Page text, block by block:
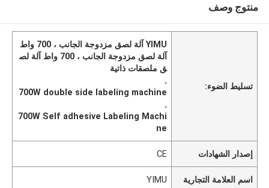
منتوج وصف
تسليط الضوء:
YIMU آلة لصق مزدوجة الجانب ، 700 واط
آلة لصق مزدوجة الجانب ، 700 واط آلة لص
ق ملصقات ذاتية
,
700W double side labeling machine
,
700W Self adhesive Labeling Machi
ne
إصدار الشهادات CE
اسم العلامة التجارية YIMU